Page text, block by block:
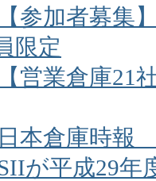
【参加者募集
限定
【営業倉庫21
日本倉庫時報
が平成29年